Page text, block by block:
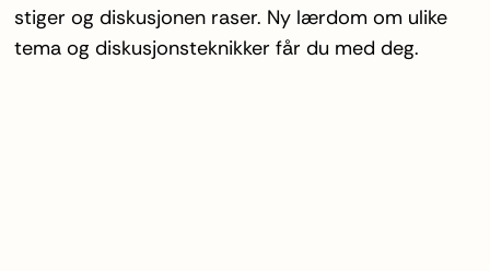
stiger og diskusjonen raser. Ny lærdom om ulike
tema og diskusjonsteknikker får du med deg.